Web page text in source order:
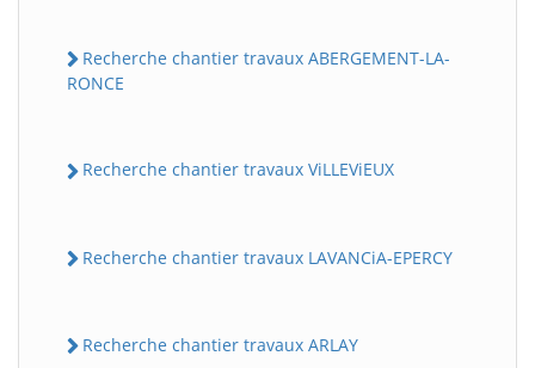
Recherche chantier travaux ABERGEMENT-LA-
RONCE
Recherche chantier travaux ViLLEViEUX
Recherche chantier travaux LAVANCiA-EPERCY
Recherche chantier travaux ARLAY